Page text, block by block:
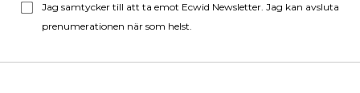
Jag samtycker till att ta emot Ecwid Newsletter. Jag kan avsluta
prenumerationen när som helst.